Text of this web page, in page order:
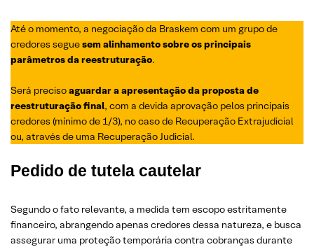
Até o momento, a negociação da Braskem com um grupo de
credores seguesem alinhamento sobre os principais
parâmetros da reestruturação.
Será precisoaguardar a apresentação da proposta de
reestruturação final, com a devida aprovação pelos principais
credores (mínimo de 1/3), no caso de Recuperação Extrajudicial
ou, através de uma Recuperação Judicial.
Pedido de tutela cautelar
Segundo o fato relevante, a medida tem escopo estritamente
financeiro, abrangendo apenas credores dessa natureza, e busca
assegurar uma proteção temporária contra cobranças durante